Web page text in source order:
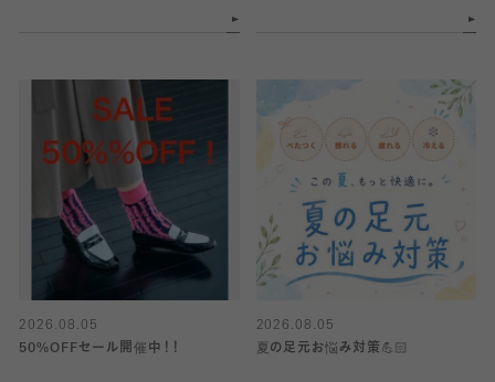
2026.08.05
50%OFFセール開催中！！
2026.08.05
夏の足元お悩み対策💪🏻